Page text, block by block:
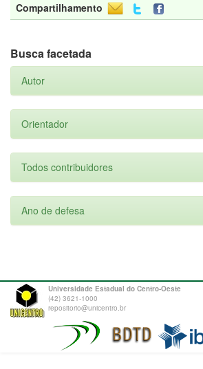
Compartilhamento
Busca facetada
Autor
Orientador
Todos contribuidores
Ano de defesa
Universidade Estadual do Centro-Oeste
(42) 3621-1000
repositorio@unicentro.br